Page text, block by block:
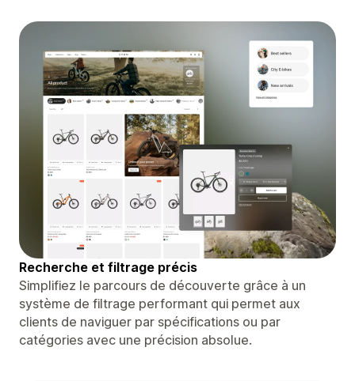
Recherche et filtrage précis
Simplifiez le parcours de découverte grâce à un
système de filtrage performant qui permet aux
clients de naviguer par spécifications ou par
catégories avec une précision absolue.